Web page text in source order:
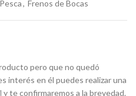
, Frenos de Bocas
pero que no quedó
interés en él puedes realizar una
te confirmaremos a la brevedad.